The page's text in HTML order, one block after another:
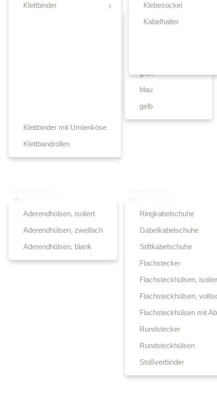
Klettbinder
schwarz
grün
blau
gelb
Klettbinder mit Umlenköse
Klettbandrollen
Klebesockel
Kabelhalter
Aderendhülsen, isoliert
Aderendhülsen, zweifach
Aderendhülsen, blank
Ringkabelschuhe
Gabelkabelschuhe
Stiftkabelschuhe
Flachstecker
Flachsteckhülsen,
Flachsteckhülsen,
Flachsteckhülsen mit
Rundstecker
Rundsteckhülsen
Stoßverbinder